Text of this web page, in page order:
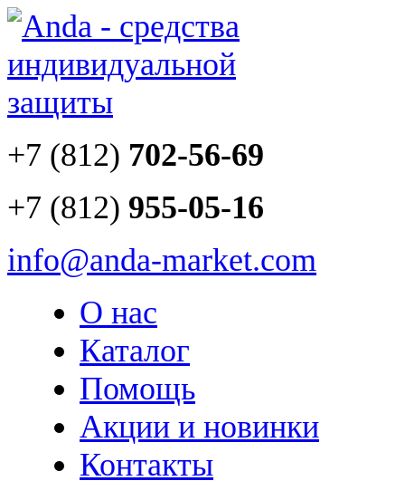
+7 (812) 702-56-69
+7 (812) 955-05-16
info@anda-market.com
О нас
Каталог
Помощь
Акции и новинки
Контакты